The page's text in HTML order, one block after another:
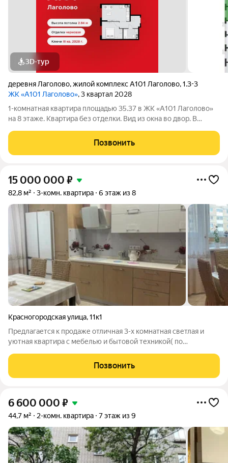
3D-тур
деревня Лаголово,жилой комплекс А101 Лаголово,1.3-3
ЖК «А101 Лаголово», 3 квартал 2028
1-комнатная квартира площадью 35.37 в ЖК «А101 Лаголово»
на 8 этаже. Квартира без отделки. Вид из окна во двор. В
Квартира передается без отделки. Благодаря тому, что в
данном типе отделки стены не
Позвонить
15 000 000 ₽
82,8 м² 3-комн. квартира 6 этаж из 8
Красногородская улица,11к1
Предлагается к продаже отличная 3-х комнатная светлая и
уютная квартира с мебелью и бытовой техникой( по
санузел раздельный. В квартире выполнен качественный
ремонт в светлых тонах.Тихий
Позвонить
6 600 000 ₽
44,7 м² 2-комн. квартира 7 этаж из 9